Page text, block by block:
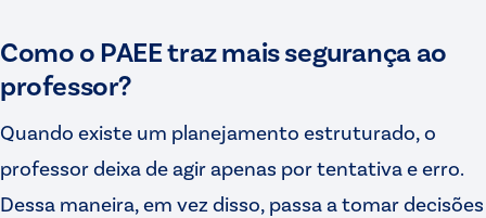
Como o PAEE traz mais segurança ao
professor?
Quando existe um planejamento estruturado, o
professor deixa de agir apenas por tentativa e erro.
Dessa maneira, em vez disso, passa a tomar decisões